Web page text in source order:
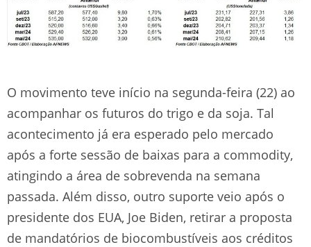
O movimento teve início na segunda-feira (22) ao
acompanhar os futuros do trigo e da soja. Tal
acontecimento já era esperado pelo mercado
após a forte sessão de baixas para a commodity,
atingindo a área de sobrevenda na semana
passada. Além disso, outro suporte veio após o
presidente dos EUA, Joe Biden, retirar a proposta
de mandatórios de biocombustíveis aos créditos